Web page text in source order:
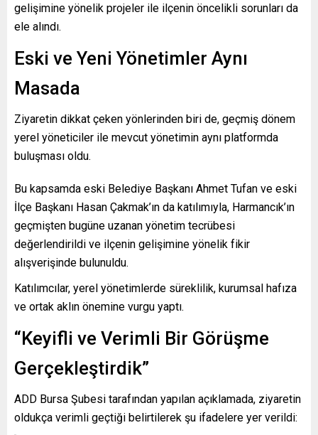
gelişimine yönelik projeler ile ilçenin öncelikli sorunları da
ele alındı.
Eski ve Yeni Yönetimler Aynı
Masada
Ziyaretin dikkat çeken yönlerinden biri de, geçmiş dönem
yerel yöneticiler ile mevcut yönetimin aynı platformda
buluşması oldu.
Bu kapsamda eski Belediye Başkanı Ahmet Tufan ve eski
İlçe Başkanı Hasan Çakmak’ın da katılımıyla, Harmancık’ın
geçmişten bugüne uzanan yönetim tecrübesi
değerlendirildi ve ilçenin gelişimine yönelik fikir
alışverişinde bulunuldu.
Katılımcılar, yerel yönetimlerde süreklilik, kurumsal hafıza
ve ortak aklın önemine vurgu yaptı.
“Keyifli ve Verimli Bir Görüşme
Gerçekleştirdik”
ADD Bursa Şubesi tarafından yapılan açıklamada, ziyaretin
oldukça verimli geçtiği belirtilerek şu ifadelere yer verildi: